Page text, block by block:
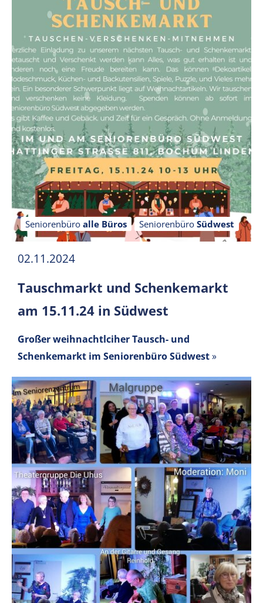
Seniorenbüro alle Büros Seniorenbüro Südwest
02.11.2024
Tauschmarkt und Schenkemarkt
am 15.11.24 in Südwest
Großer weihnachtlciher Tausch- und
Schenkemarkt im Seniorenbüro Südwest»